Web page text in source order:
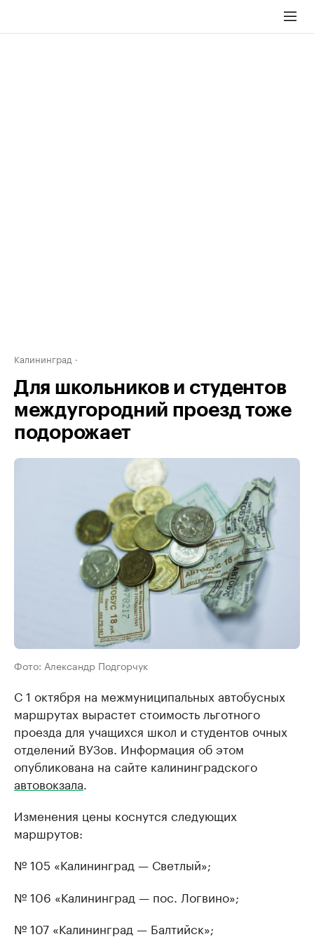
Калининград
Для школьников и студентов
междугородний проезд тоже
подорожает
Фото: Александр Подгорчук
С 1 октября на межмуниципальных автобусных
маршрутах вырастет стоимость льготного
проезда для учащихся школ и студентов очных
отделений ВУЗов. Информация об этом
опубликована на сайте калининградского
автовокзала
Изменения цены коснутся следующих
маршрутов:
№ 105 «Калининград — Светлый»;
№ 106 «Калининград — пос. Логвино»;
№ 107 «Калининград — Балтийск»;